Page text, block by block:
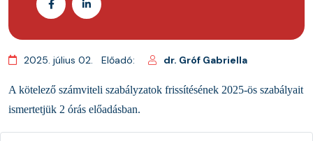
2025. július 02. Előadó: dr. Gróf Gabriella
A kötelező számviteli szabályzatok frissítésének 2025-ös szabályait
ismertetjük 2 órás előadásban.